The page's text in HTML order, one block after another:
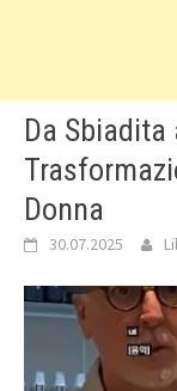
Da Sbiadita
Donna
30.07.2025